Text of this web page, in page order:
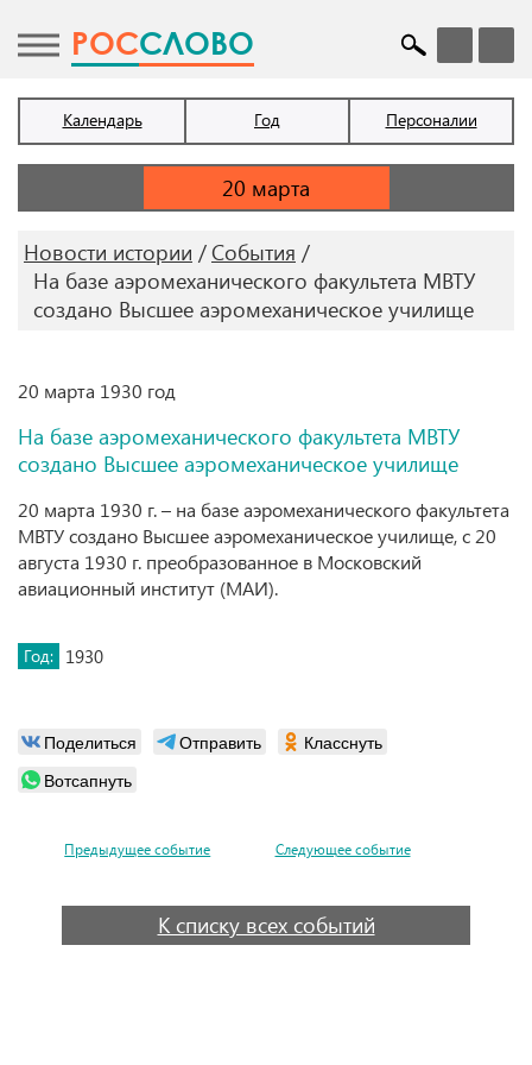
POCСЛОВО
Календарь Год Персоналии
Новости истории
События
На базе аэромеханического факультета МВТУ
создано Высшее аэромеханическое училище
20 марта 1930 год
На базе аэромеханического факультета МВТУ
создано Высшее аэромеханическое училище
20 марта 1930 г. – на базе аэромеханического факультета
МВТУ создано Высшее аэромеханическое училище, с 20
августа 1930 г. преобразованное в Московский
авиационный институт (МАИ).
Год: 1930
Поделиться Отправить
Класснуть
Вотсапнуть
Предыдущее событие Следующее событие
К списку всех событий